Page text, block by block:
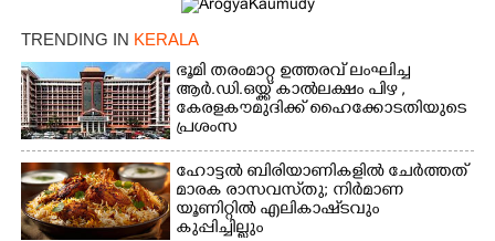
TRENDING IN KERALA
ഭൂമി തരംമാറ്റ ഉത്തരവ് ലംഘിച്ച
ആർ.ഡി.ഒയ്ക്ക് കാൽലക്ഷം പിഴ ,​
കേരളകൗമുദിക്ക് ഹൈക്കോടതിയുടെ
പ്രശംസ
ഹോട്ടൽ ബിരിയാണികളിൽ ചേർത്തത്
മാരക രാസവസ്‌തു; നിർമാണ
യൂണിറ്റിൽ എലികാഷ്‌ടവും
കുപ്പിച്ചില്ലും